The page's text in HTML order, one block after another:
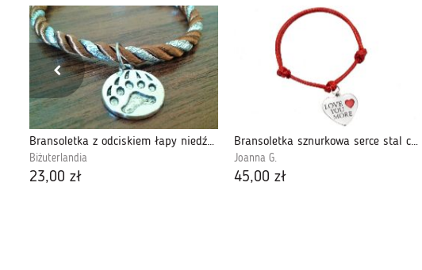
Bransoletka z odciskiem łapy niedźwiedzia
Biżuterlandia
23,00 zł
Bransoletka sznurkowa serce stal chirurgiczna
Joanna G.
45,00 zł